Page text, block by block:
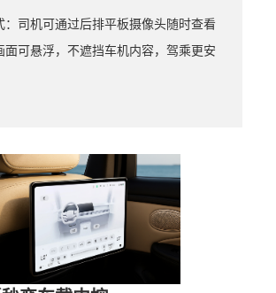
：司机可通过后排平板摄像头随时查看
面可悬浮，不遮挡车机内容，驾乘更安